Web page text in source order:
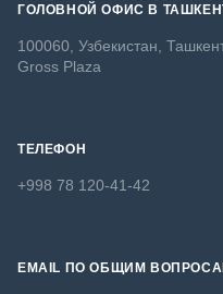
ГОЛОВНОЙ ОФИС В
100060, Узбекистан,
Gross Plaza
ТЕЛЕФОН
+998 78 120-41-42
EMAIL ПО ОБЩИМ